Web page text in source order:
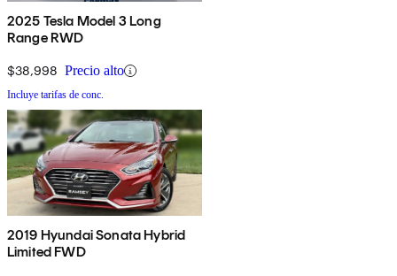
2025 Tesla Model 3 Long
Range RWD
$38,998 Precio alto
Incluye tarifas de conc.
2019 Hyundai Sonata Hybrid
Limited FWD